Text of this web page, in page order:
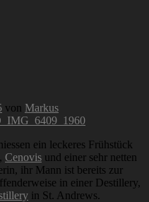
von Markus
ein leckeres Frühstück
Cenovis und einer sehr netten
ihr Mann ist bereits zur
in einer Destillery,
in St. Andrews.